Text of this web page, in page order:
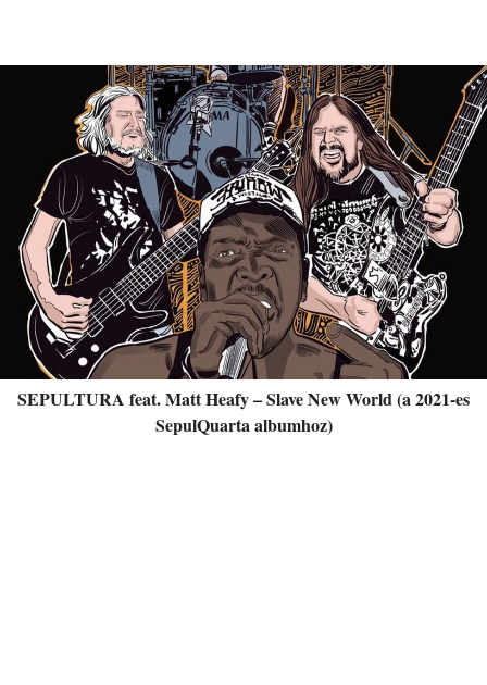
SEPULTURA feat. Matt Heafy – Slave New World (a 2021-es
SepulQuarta albumhoz)